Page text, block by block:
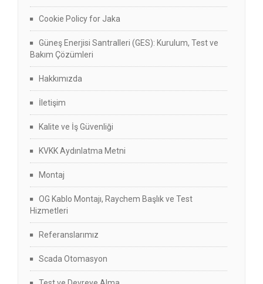
Cookie Policy for Jaka
Güneş Enerjisi Santralleri (GES): Kurulum, Test ve
Bakım Çözümleri
Hakkımızda
İletişim
Kalite ve İş Güvenliği
KVKK Aydınlatma Metni
Montaj
OG Kablo Montajı, Raychem Başlık ve Test
Hizmetleri
Referanslarımız
Scada Otomasyon